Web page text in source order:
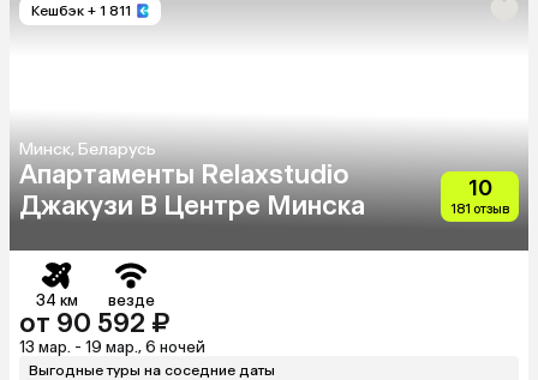
Кешбэк + 1 811
Минск, Беларусь
Апартаменты Relaxstudio
Джакузи В Центре Минска
10
181 отзыв
34 км везде
от 90 592 ₽
13 мар. - 19 мар., 6 ночей
Выгодные туры на соседние даты